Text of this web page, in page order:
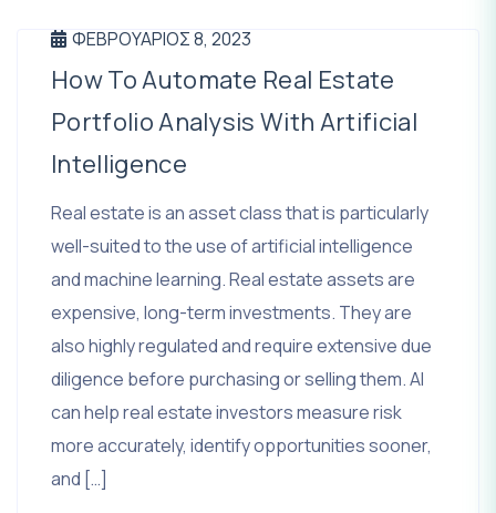
ΦΕΒΡΟΥΆΡΙΟΣ 8, 2023
How To Automate Real Estate
Portfolio Analysis With Artificial
Intelligence
Real estate is an asset class that is particularly
well-suited to the use of artificial intelligence
and machine learning. Real estate assets are
expensive, long-term investments. They are
also highly regulated and require extensive due
diligence before purchasing or selling them. AI
can help real estate investors measure risk
more accurately, identify opportunities sooner,
and […]